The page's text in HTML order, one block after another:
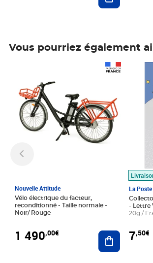
Vous pourriez également
Nouvelle Attitude
Vélo électrique du facteur,
reconditionné - Taille normale -
Noir/ Rouge
1 490,00€ Ajouter au
La Poste
- Lettre
20g /
7,50€
Prix